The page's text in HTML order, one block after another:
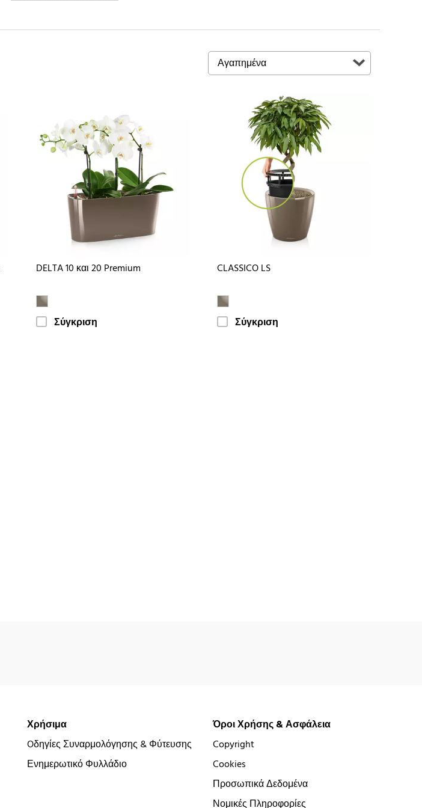
DELTA 10 και 20 Premium
Σύγκριση
CLASSICO LS
Σύγκριση
Χρήσιμα
Oδηγίες Συναρμολόγησης & Φύτευσης
Ενημερωτικό Φυλλάδιο
Όροι Χρήσης & Ασφάλεια
Copyright
Cookies
Προσωπικά Δεδομένα
Νομικές Πληροφορίες